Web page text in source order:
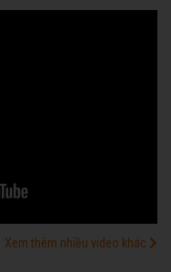
Xem thêm nhiều video khác